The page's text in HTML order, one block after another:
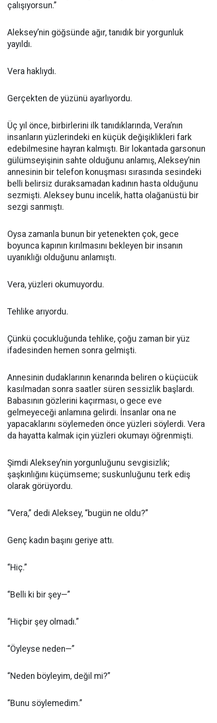
çalışıyorsun.”
Aleksey’nin göğsünde ağır, tanıdık bir yorgunluk
yayıldı.
Vera haklıydı.
Gerçekten de yüzünü ayarlıyordu.
Üç yıl önce, birbirlerini ilk tanıdıklarında, Vera’nın
insanların yüzlerindeki en küçük değişiklikleri fark
edebilmesine hayran kalmıştı. Bir lokantada garsonun
gülümseyişinin sahte olduğunu anlamış, Aleksey’nin
annesinin bir telefon konuşması sırasında sesindeki
belli belirsiz duraksamadan kadının hasta olduğunu
sezmişti. Aleksey bunu incelik, hatta olağanüstü bir
sezgi sanmıştı.
Oysa zamanla bunun bir yetenekten çok, gece
boyunca kapının kırılmasını bekleyen bir insanın
uyanıklığı olduğunu anlamıştı.
Vera, yüzleri okumuyordu.
Tehlike arıyordu.
Çünkü çocukluğunda tehlike, çoğu zaman bir yüz
ifadesinden hemen sonra gelmişti.
Annesinin dudaklarının kenarında beliren o küçücük
kasılmadan sonra saatler süren sessizlik başlardı.
Babasının gözlerini kaçırması, o gece eve
gelmeyeceği anlamına gelirdi. İnsanlar ona ne
yapacaklarını söylemeden önce yüzleri söylerdi. Vera
da hayatta kalmak için yüzleri okumayı öğrenmişti.
Şimdi Aleksey’nin yorgunluğunu sevgisizlik;
şaşkınlığını küçümseme; suskunluğunu terk ediş
olarak görüyordu.
“Vera,” dedi Aleksey, “bugün ne oldu?”
Genç kadın başını geriye attı.
“Hiç.”
“Belli ki bir şey—”
“Hiçbir şey olmadı.”
“Öyleyse neden—”
“Neden böyleyim, değil mi?”
“Bunu söylemedim.”